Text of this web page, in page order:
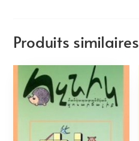
Produits similaires